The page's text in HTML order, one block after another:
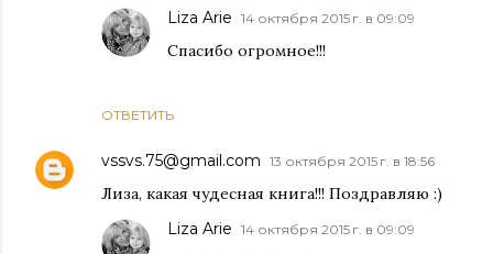
ОТВЕТИТЬ
Liza Arie 14 октября 2015 г. в 09:09
Спасибо огромное!!!
vssvs.75@gmail.com 13 октября 2015 г. в 18:56
Лиза, какая чудесная книга!!! Поздравляю :)
Liza Arie 14 октября 2015 г. в 09:09